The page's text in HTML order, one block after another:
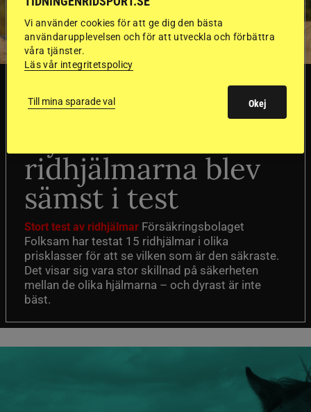
ridhjälmarna blev
sämst i test
Stort test av ridhjälmar Försäkringsbolaget
Folksam har testat 15 ridhjälmar i olika
prisklasser för att se vilken som är den säkraste.
Det visar sig vara stor skillnad på säkerheten
mellan de olika hjälmarna – och dyrast är inte
bäst.
Vi använder cookies för att ge dig den bästa
användarupplevelsen och för att utveckla och förbättra
våra tjänster.
Läs vår integritetspolicy
Till mina sparade val Okej